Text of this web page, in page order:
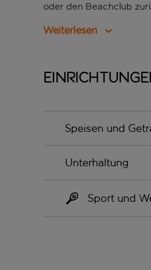
oder den Beachclub
Weiterlesen
Speisen und
Unterhaltung
Sport und